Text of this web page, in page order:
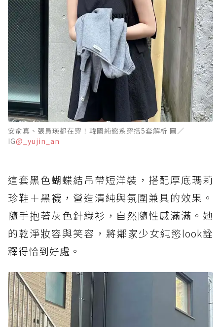
安俞真、張員瑛都在穿！韓國純慾系穿搭5套解析 圖／
IG@_yujin_an
這套黑色蝴蝶結吊帶短洋裝，搭配厚底瑪莉
珍鞋＋黑襪，營造清純與氛圍兼具的效果。
隨手抱著灰色針織衫，自然隨性感滿滿。她
的乾淨妝容與笑容，將鄰家少女純慾look詮
釋得恰到好處。